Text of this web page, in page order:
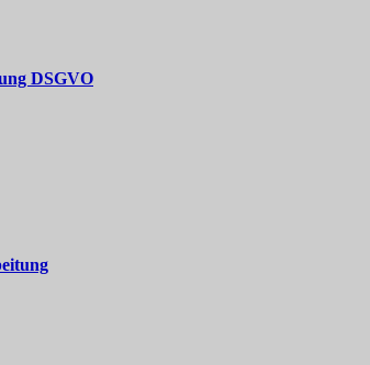
DSGVO